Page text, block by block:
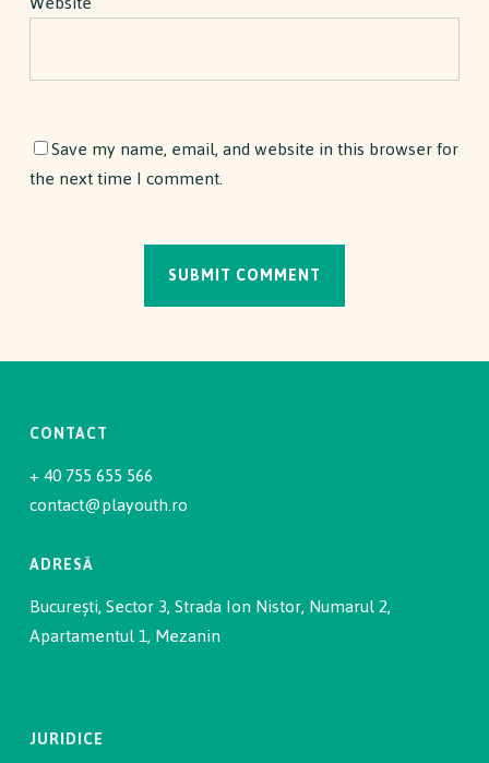
Save my name, email, and website in this browser for
the next time I comment.
CONTACT
+ 40 755 655 566
contact@playouth.ro
ADRESĂ
București, Sector 3, Strada Ion Nistor, Numarul 2,
Apartamentul 1, Mezanin
JURIDICE